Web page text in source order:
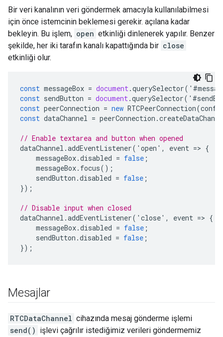
Bir veri kanalının veri göndermek amacıyla kullanılabilmesi
için önce istemcinin beklemesi gerekir. açılana kadar
bekleyin. Bu işlem, open etkinliği dinlenerek yapılır. Benzer
şekilde, her iki tarafın kanalı kapattığında bir close
etkinliği olur.
const messageBox = document.querySelector( ' #
const sendButton = document.querySelector( ' #
const peerConnection = new RTCPeerConnection(
const dataChannel = peerConnection .
// Enable textarea and button when opened
dataChannel .addEventListener( ' open ' , event => {
messageBox.disabled = false ;
messageBox. focus();
sendButton .disabled = false ;
});
// Disable input when closed
dataChannel .addEventListener( ' close' , event => {
messageBox.disabled = false ;
sendButton .disabled = false ;
});
Mesajlar
RTCDataChannel cihazında mesaj gönderme işlemi
send() işlevi çağrılır istediğimiz verileri göndermemiz